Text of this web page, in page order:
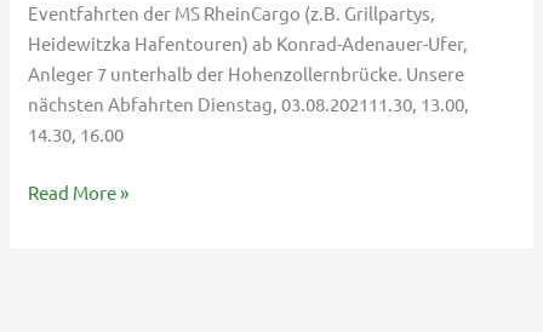
Eventfahrten der MS RheinCargo (z.B. Grillpartys,
Heidewitzka Hafentouren) ab Konrad-Adenauer-Ufer,
Anleger 7 unterhalb der Hohenzollernbrücke. Unsere
nächsten Abfahrten Dienstag, 03.08.202111.30, 13.00,
14.30, 16.00
Read More »